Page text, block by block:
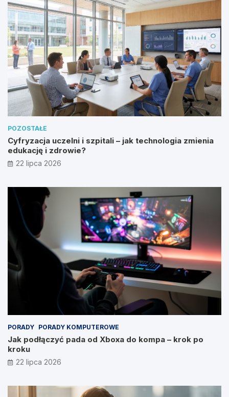
POZOSTAŁE
Cyfryzacja uczelni i szpitali – jak technologia zmienia
edukację i zdrowie?
22 lipca 2026
PORADY PORADY KOMPUTEROWE
Jak podłączyć pada od Xboxa do kompa – krok po
kroku
22 lipca 2026